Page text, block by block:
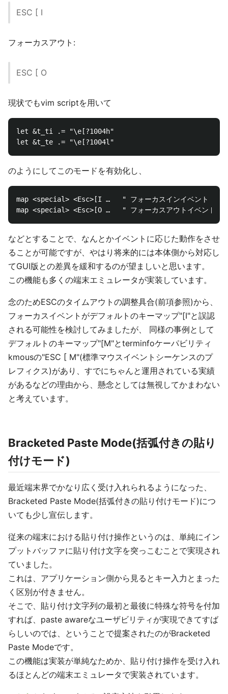
ESC [ I
フォーカスアウト:
ESC [ O
現状でもvim scriptを用いて
let &t_ti .= "\e[?1004h"
のようにしてこのモードを有効化し、
map <special> <Esc>[I …   " フォーカスインイベント
などとすることで、なんとかイベントに応じた動作をさせ
ることが可能ですが、やはり将来的には本体側から対応し
てGUI版との差異を緩和するのが望ましいと思います。
この機能も多くの端末エミュレータが実装しています。
念のためESCのタイムアウトの調整具合(前項参照)から、
フォーカスイベントがデフォルトのキーマップ"[I"と誤認
される可能性を検討してみましたが、 同様の事例として
デフォルトのキーマップ"[M"とterminfoケーパビリティ
kmousの"ESC [ M"(標準マウスイベントシーケンスのプ
レフィクス)があり、すでにちゃんと運用されている実績
があるなどの理由から、懸念としては無視してかまわない
と考えています。
Bracketed Paste Mode(括弧付きの貼り
付けモード)
最近端末界でかなり広く受け入れられるようになった、
Bracketed Paste Mode(括弧付きの貼り付けモード)につ
いても少し宣伝します。
従来の端末における貼り付け操作というのは、単純にイン
プットバッファに貼り付け文字を突っこむことで実現され
ていました。
これは、アプリケーション側から見るとキー入力とまった
く区別が付きません。
そこで、貼り付け文字列の最初と最後に特殊な符号を付加
すれば、paste awareなユーザビリティが実現できてすば
らしいのでは、ということで提案されたのがBracketed
Paste Modeです。
この機能は実装が単純なためか、貼り付け操作を受け入れ
るほとんどの端末エミュレータで実装されています。